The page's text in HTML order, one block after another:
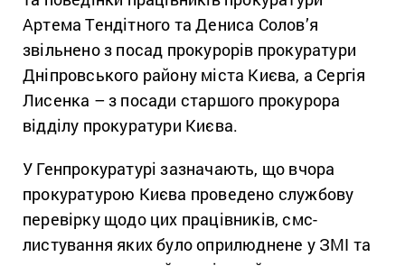
Артема Тендітного та Дениса Солов’я
звільнено з посад прокурорів прокуратури
Дніпровського району міста Києва, а Сергія
Лисенка – з посади старшого прокурора
відділу прокуратури Києва.
У Генпрокуратурі зазначають, що вчора
прокуратурою Києва проведено службову
перевірку щодо цих працівників, смс-
листування яких було оприлюднене у ЗМІ та